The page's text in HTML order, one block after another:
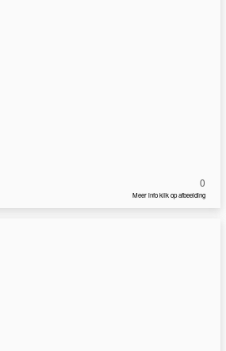
0
Meer info klik op afbeelding